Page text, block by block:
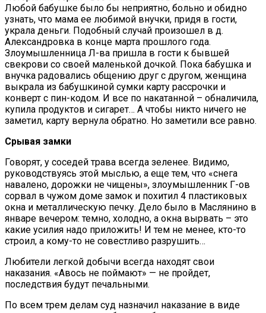
Любой бабушке было бы неприятно, больно и обидно
узнать, что мама ее любимой внучки, придя в гости,
украла деньги. Подобный случай произошел в д.
Александровка в конце марта прошлого года.
Злоумышленница Л-ва пришла в гости к бывшей
свекрови со своей маленькой дочкой. Пока бабушка и
внучка радовались общению друг с другом, женщина
выкрала из бабушкиной сумки карту рассрочки и
конверт с пин-кодом. И все по накатанной – обналичила,
купила продуктов и сигарет… А чтобы никто ничего не
заметил, карту вернула обратно. Но заметили все равно.
Срывая замки
Говорят, у соседей трава всегда зеленее. Видимо,
руководствуясь этой мыслью, а еще тем, что «снега
навалено, дорожки не чищены», злоумышленник Г-ов
сорвал в чужом доме замок и похитил 4 пластиковых
окна и металлическую печку. Дело было в Маслянино в
январе вечером: темно, холодно, а окна вырвать – это
какие усилия надо приложить! И тем не менее, кто-то
строил, а кому-то не совестливо разрушить…
Любители легкой добычи всегда находят свои
наказания. «Авось не поймают» — не пройдет,
последствия будут печальными.
По всем трем делам суд назначил наказание в виде